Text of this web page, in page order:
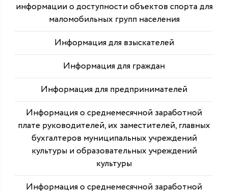
информации о доступности объектов спорта для
маломобильных групп населения
Информация для взыскателей
Информация для граждан
Информация для предпринимателей
Информация о среднемесячной заработной
плате руководителей, их заместителей, главных
бухгалтеров муниципальных учреждений
культуры и образовательных учреждений
культуры
Информация о среднемесячной заработной